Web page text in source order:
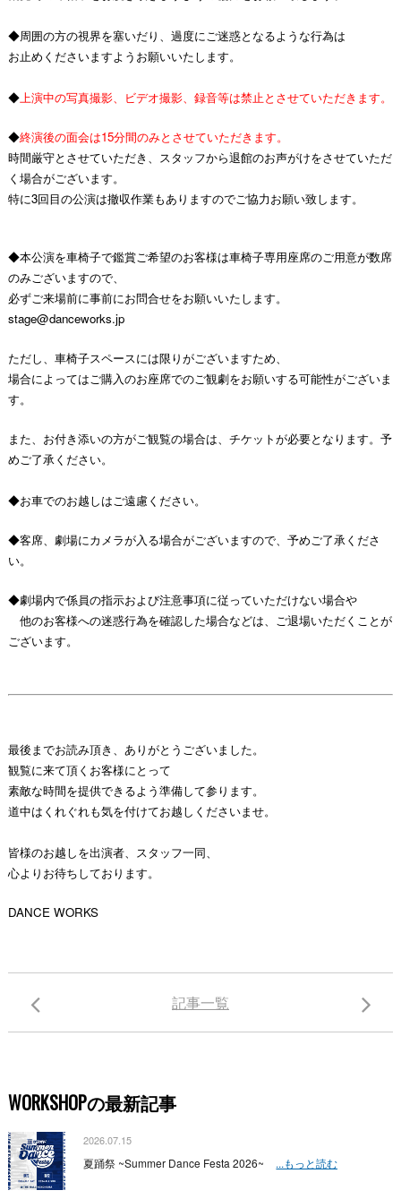
◆周囲の方の視界を塞いだり、過度にご迷惑となるような行為は
お止めくださいますようお願いいたします。
◆上演中の写真撮影、ビデオ撮影、録音等は禁止とさせていただきます。
◆終演後の面会は15分間のみとさせていただきます。
時間厳守とさせていただき、スタッフから退館のお声がけをさせていただ
く場合がございます。
特に3回目の公演は撤収作業もありますのでご協力お願い致します。
◆本公演を車椅子で鑑賞ご希望のお客様は車椅子専用座席のご用意が数席
のみございますので、
必ずご来場前に事前にお問合せをお願いいたします。
stage@danceworks.jp
ただし、車椅子スペースには限りがございますため、
場合によってはご購入のお座席でのご観劇をお願いする可能性がございま
す。
また、お付き添いの方がご観覧の場合は、チケットが必要となります。予
めご了承ください。
◆お車でのお越しはご遠慮ください。
◆客席、劇場にカメラが入る場合がございますので、予めご了承くださ
い。
◆劇場内で係員の指示および注意事項に従っていただけない場合や
他のお客様への迷惑行為を確認した場合などは、ご退場いただくことが
ございます。
最後までお読み頂き、ありがとうございました。
観覧に来て頂くお客様にとって
素敵な時間を提供できるよう準備して参ります。
道中はくれぐれも気を付けてお越しくださいませ。
皆様のお越しを出演者、スタッフ一同、
心よりお待ちしております。
DANCE WORKS
記事一覧
WORKSHOPの最新記事
2026.07.15
夏踊祭 ~Summer Dance Festa 2026~ ...もっと読む